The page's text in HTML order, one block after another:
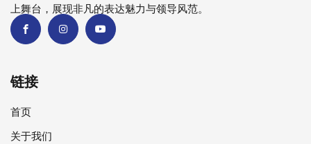
上舞台，展现非凡的表达魅力与领导风范。
链接
首页
关于我们